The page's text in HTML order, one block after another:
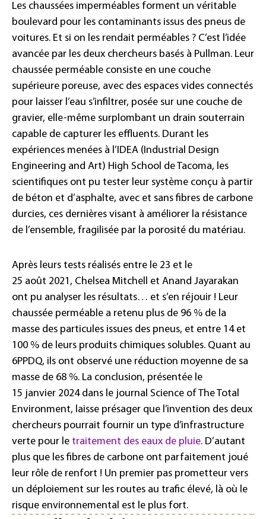
Les chaussées imperméables forment un véritable
boulevard pour les contaminants issus des pneus de
voitures. Et si on les rendait perméables ? C’est l’idée
avancée par les deux chercheurs basés à Pullman. Leur
chaussée perméable consiste en une couche
supérieure poreuse, avec des espaces vides connectés
pour laisser l’eau s’infiltrer, posée sur une couche de
gravier, elle-même surplombant un drain souterrain
capable de capturer les effluents. Durant les
expériences menées à l’IDEA (Industrial Design
Engineering and Art) High School de Tacoma, les
scientifiques ont pu tester leur système conçu à partir
de béton et d’asphalte, avec et sans fibres de carbone
durcies, ces dernières visant à améliorer la résistance
de l’ensemble, fragilisée par la porosité du matériau.
Après leurs tests réalisés entre le 23 et le
25 août 2021, Chelsea Mitchell et Anand Jayarakan
ont pu analyser les résultats… et s’en réjouir ! Leur
chaussée perméable a retenu plus de 96 % de la
masse des particules issues des pneus, et entre 14 et
100 % de leurs produits chimiques solubles. Quant au
6PPDQ, ils ont observé une réduction moyenne de sa
masse de 68 %. La conclusion, présentée le
15 janvier 2024 dans le journal Science of The Total
Environment, laisse présager que l’invention des deux
chercheurs pourrait fournir un type d’infrastructure
verte pour le traitement des eaux de pluie. D’autant
plus que les fibres de carbone ont parfaitement joué
leur rôle de renfort ! Un premier pas prometteur vers
un déploiement sur les routes au trafic élevé, là où le
risque environnemental est le plus fort.